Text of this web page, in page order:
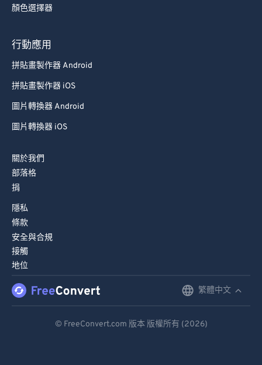
顏色選擇器
行動應用
拼貼畫製作器 Android
拼貼畫製作器 iOS
圖片轉換器 Android
圖片轉換器 iOS
關於我們
部落格
捐
隱私
條款
安全與合規
接觸
地位
繁體中文
© FreeConvert.com 版本 版權所有 (2026)